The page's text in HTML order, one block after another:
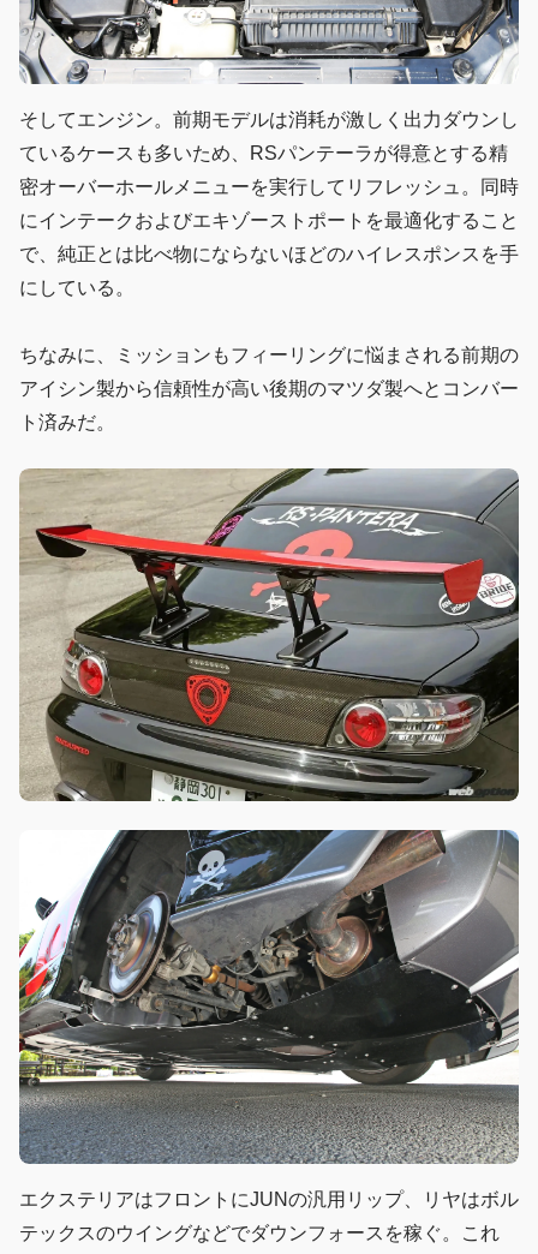
そしてエンジン。前期モデルは消耗が激しく出力ダウンし
ているケースも多いため、RSパンテーラが得意とする精
密オーバーホールメニューを実行してリフレッシュ。同時
にインテークおよびエキゾーストポートを最適化すること
で、純正とは比べ物にならないほどのハイレスポンスを手
にしている。
ちなみに、ミッションもフィーリングに悩まされる前期の
アイシン製から信頼性が高い後期のマツダ製へとコンバー
ト済みだ。
エクステリアはフロントにJUNの汎用リップ、リヤはボル
テックスのウイングなどでダウンフォースを稼ぐ。これ